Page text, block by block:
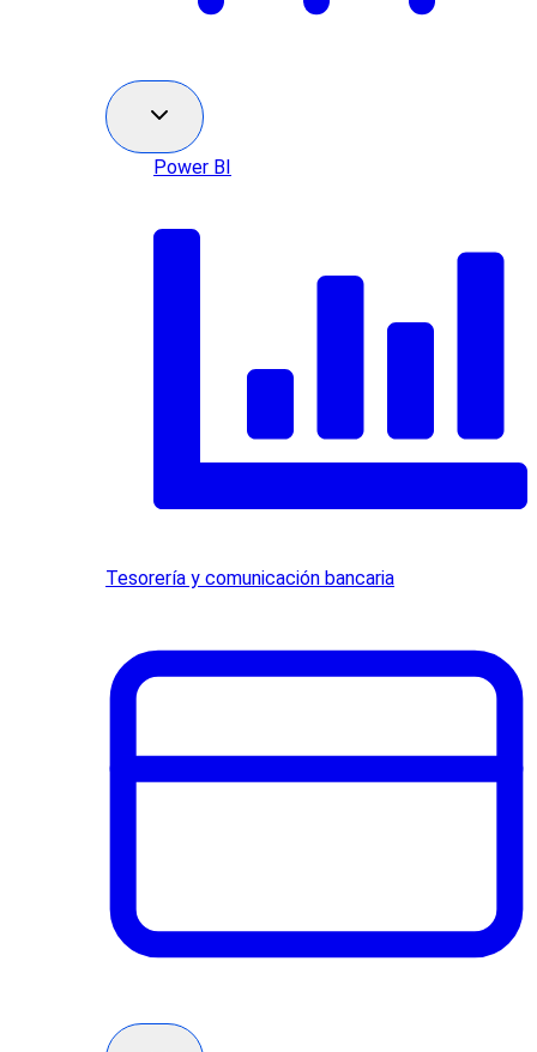
Power BI
Tesorería y comunicación bancaria